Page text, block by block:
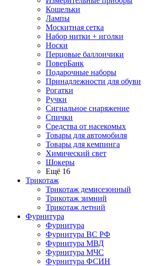
Кошельки
Лампы
Москитная сетка
Набор нитки + иголки
Носки
Перцовые баллончики
ПоверБанк
Подарочные наборы
Принадлежности для обуви
Рогатки
Ручки
Сигнальное снаряжение
Спички
Средства от насекомых
Товары для автомобиля
Товары для кемпинга
Химический свет
Шокеры
Ещё 16
Трикотаж
Трикотаж демисезонный
Трикотаж зимний
Трикотаж летний
Фурнитура
Фурнитура
Фурнитура ВС РФ
Фурнитура МВД
Фурнитура МЧС
Фурнитура ФСИН